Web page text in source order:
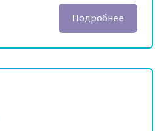
Подробнее